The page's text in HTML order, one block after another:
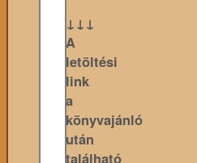
↓↓↓
A
letöltési
link
a
könyvajánló
után
található